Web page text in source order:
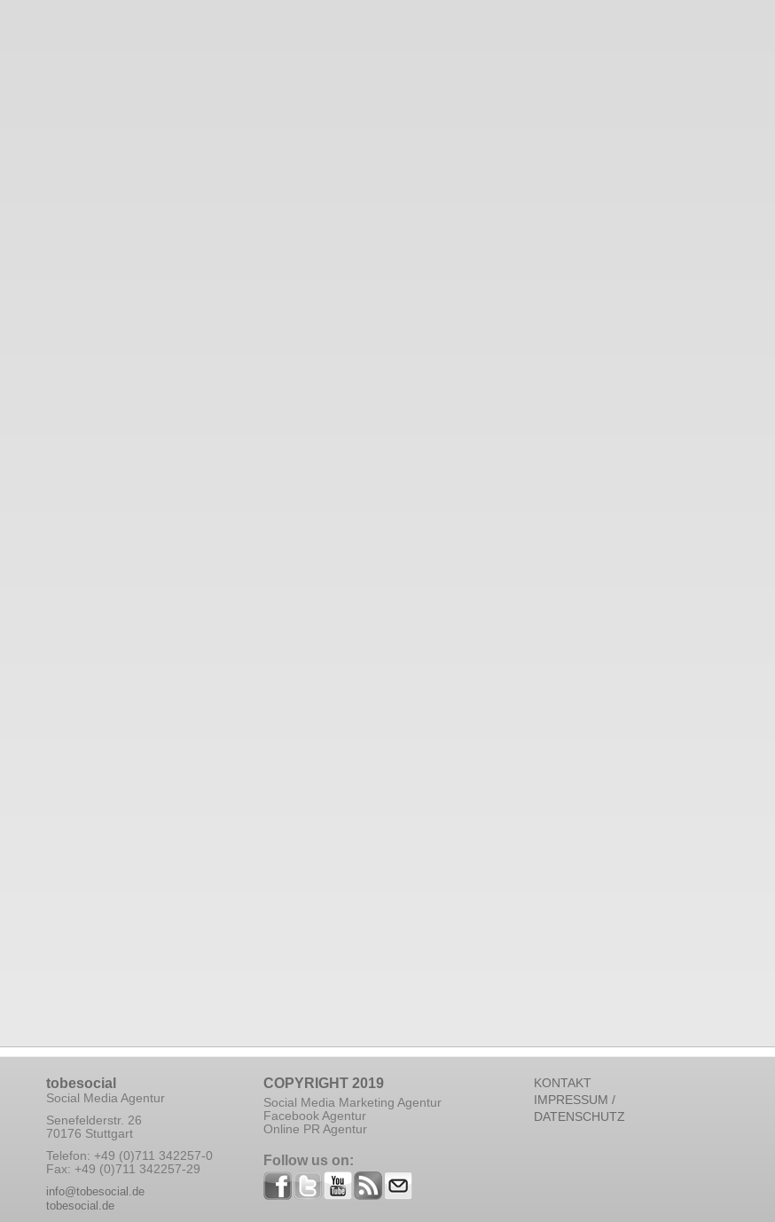
tobesocial
Social Media Agentur
Senefelderstr. 26
70176 Stuttgart
Telefon: +49 (0)711 342257-0
Fax: +49 (0)711 342257-29
info@tobesocial.de
tobesocial.de
COPYRIGHT 2019
Social Media Marketing Agentur
Facebook Agentur
Online PR Agentur
Follow us on:
KONTAKT
IMPRESSUM /
DATENSCHUTZ